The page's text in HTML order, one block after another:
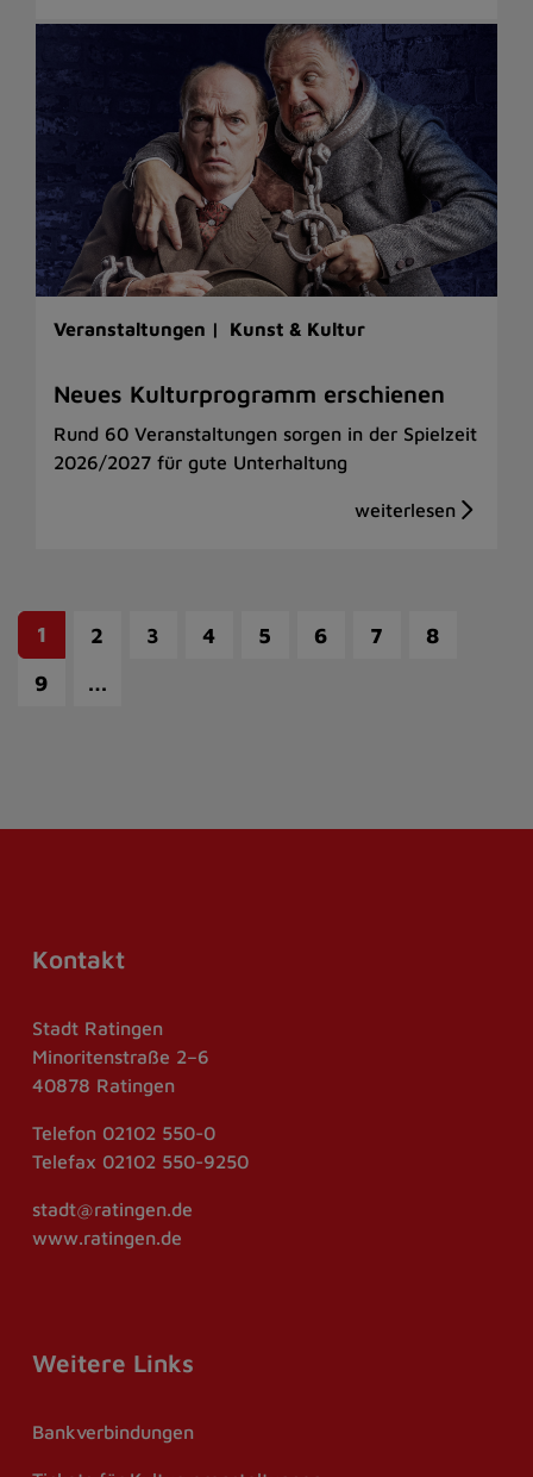
Veranstaltungen | Kunst & Kultur
Neues Kulturprogramm erschienen
Rund 60 Veranstaltungen sorgen in der Spielzeit
2026/2027 für gute Unterhaltung
1 2 3 4 5 6 7
8
9
…
Kontakt
Stadt Ratingen
Minoritenstraße 2–6
40878 Ratingen
Telefon 02102 550-0
Telefax 02102 550-9250
stadt@ratingen.de
www.ratingen.de
Weitere Links
Bankverbindungen